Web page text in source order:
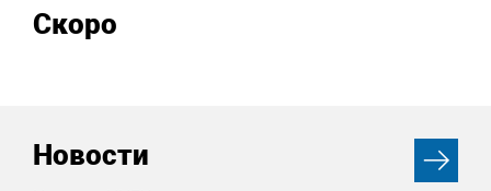
Скоро
Новости